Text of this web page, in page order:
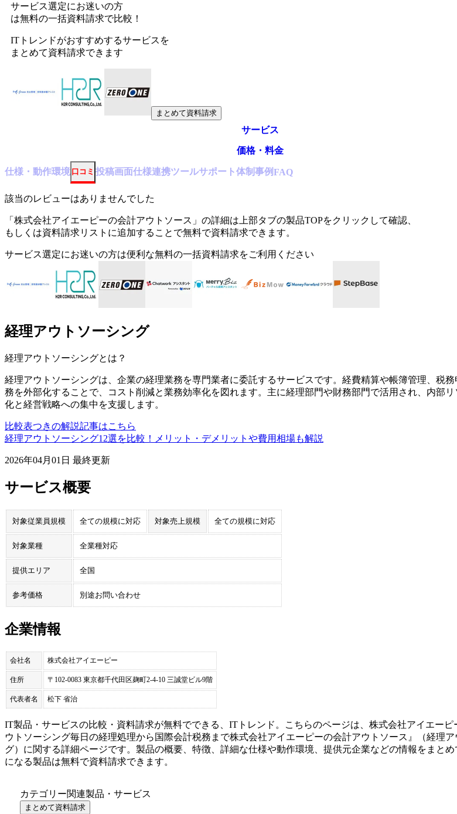
サービス選定にお迷いの方
は無料の一括資料請求で比較！
ITトレンドがおすすめするサービスを
まとめて資料請求できます
まとめて資料請求
サービス
価格・料金
仕様・動作環境 口コミ 投稿画面仕様連携ツールサポート体制 事例FAQ
該当のレビューはありませんでした
「 株式会社アイエーピーの会計アウトソース 」の詳細は上部タブの製品TOPをクリックして確認、
もしくは資料請求リストに追加することで無料で資料請求できます。
サービス選定にお迷いの方は便利な無料の一括資料請求をご利用ください
経理アウトソーシング
経理アウトソーシングとは？
経理アウトソーシングは、企業の経理業務を専門業者に委託するサービスです。経費精算や帳簿管理、税務
務を外部化することで、コスト削減と業務効率化を図れます。主に経理部門や財務部門で活用され、内部リ
化と経営戦略への集中を支援します。
比較表つきの解説記事はこちら
経理アウトソーシング12選を比較！メリット・デメリットや費用相場も解説
2026年04月01日 最終更新
サービス概要
対象従業員規模 全ての規模に対応 対象売上規模 全ての規模に対応
対象業種 全業種対応
提供エリア 全国
参考価格 別途お問い合わせ
企業情報
会社名 株式会社アイエーピー
住所 〒102-0083 東京都千代田区麹町2-4-10 三誠堂ビル9階
代表者名 松下 省治
IT製品・サービスの比較・資料請求が無料でできる、ITトレンド。こちらのページは、 株式会社アイエーピ
ウトソーシング毎日の経理処理から国際会計税務まで株式会社アイエーピーの会計アウトソース 』（経理ア
グ）に関する詳細ページです。製品の概要、特徴、詳細な仕様や動作環境、提供元企業などの情報をまと
になる製品は無料で資料請求できます。
カテゴリー関連製品・サービス
まとめて資料請求